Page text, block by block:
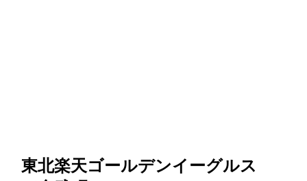
東北楽天ゴールデンイーグルス